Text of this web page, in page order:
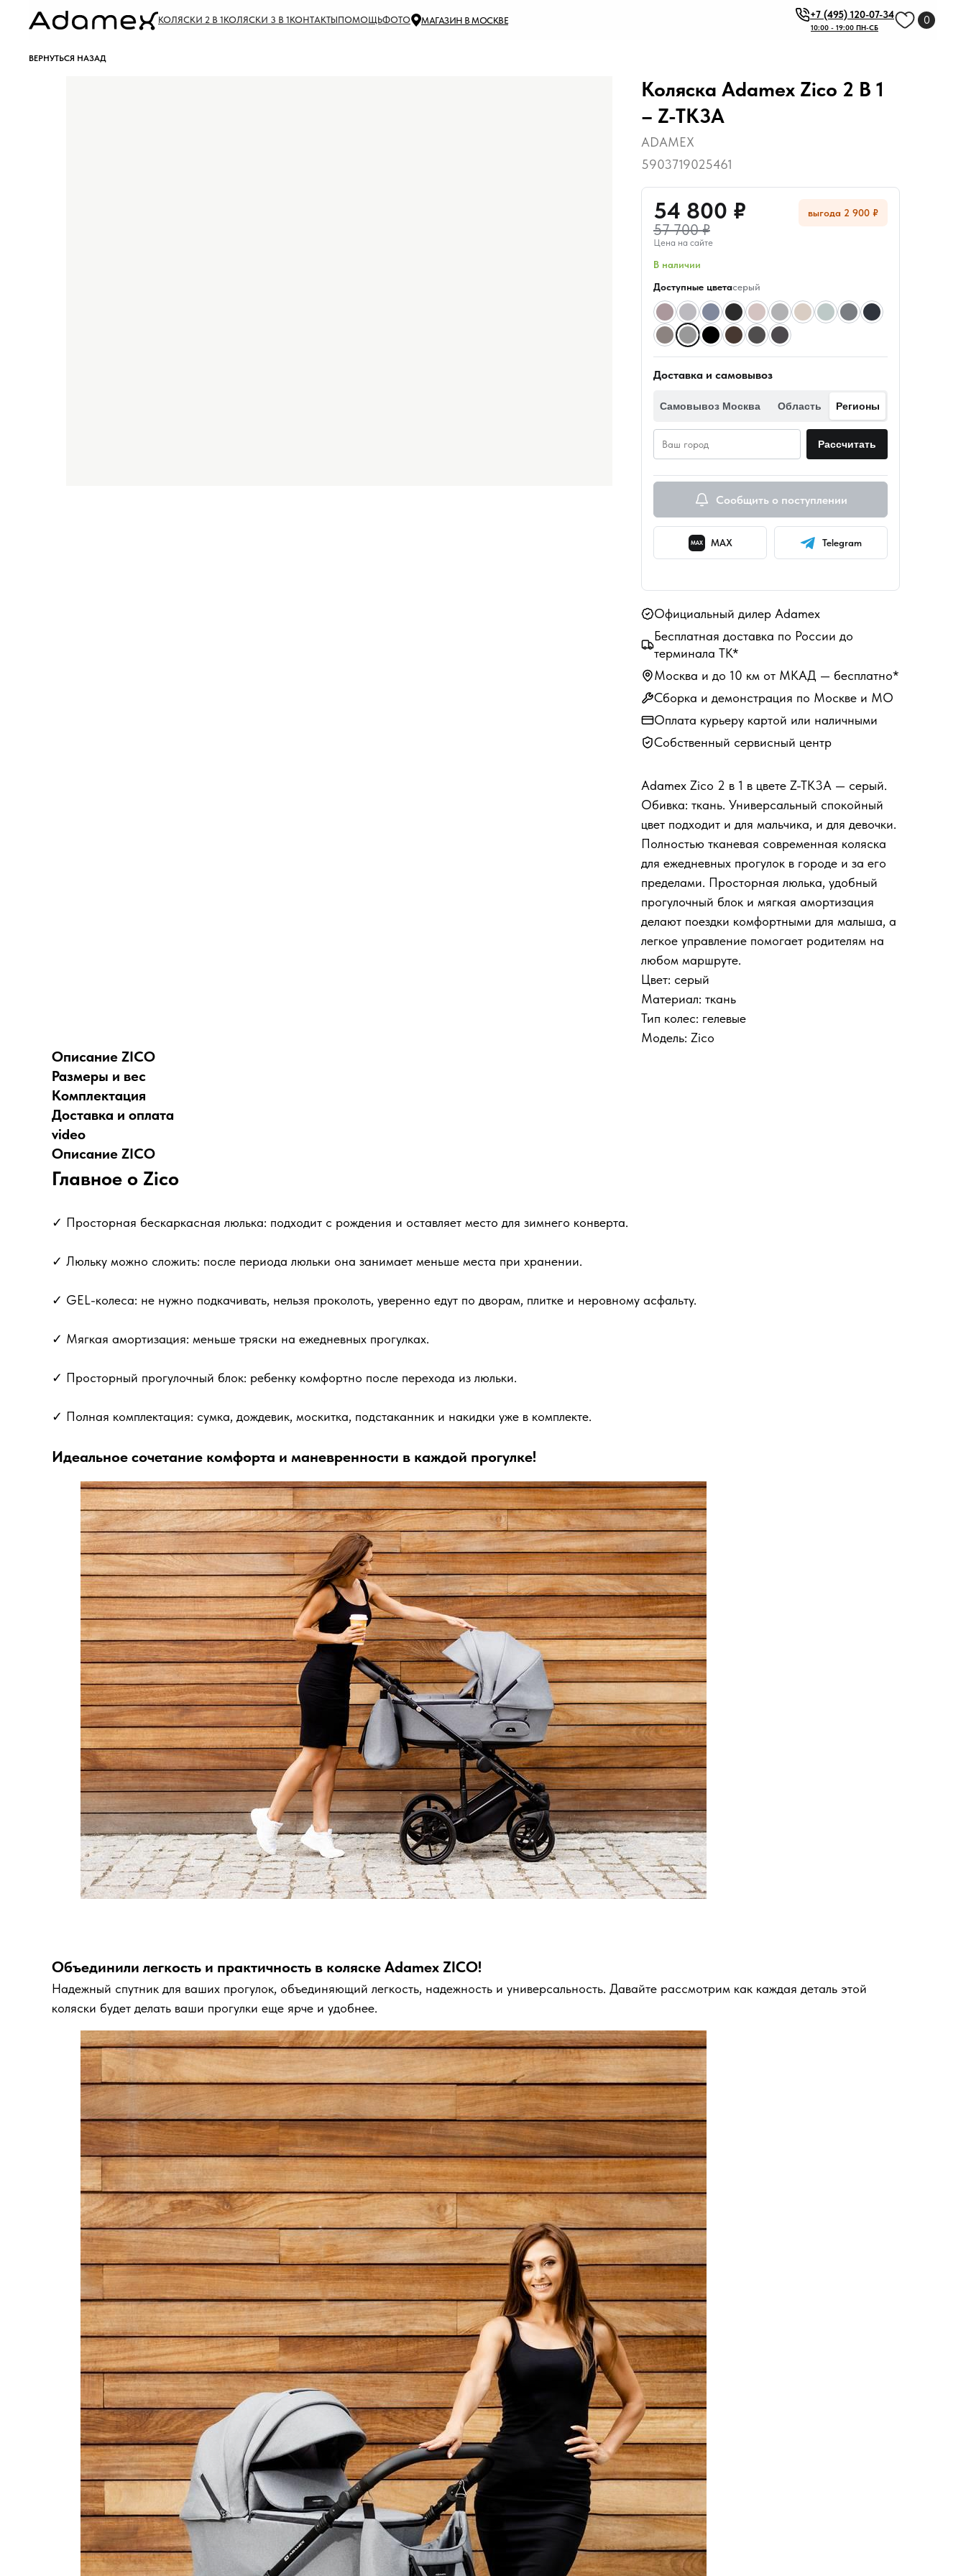
КОЛЯСКИ 2 В 1КОЛЯСКИ 3 В 1КОНТАКТЫПОМОЩЬФОТО МАГАЗИН В МОСКВЕ +7 (495) 120-07-34
10:00 - 19:00 ПН-СБ
0
ВЕРНУТЬСЯ НАЗАД
Коляска Adamex Zico 2 В 1
– Z-TK3A
ADAMEX
5903719025461
54 800 ₽
57 700 ₽
Цена на сайте
выгода 2 900 ₽
В наличии
Доступные цветасерый
Доставка и самовывоз
Самовывоз Москва Область Регионы
Рассчитать
Сообщить о поступлении
MAX MAX Telegram
Официальный дилер Adamex
Бесплатная доставка по России до
терминала ТК*
Москва и до 10 км от МКАД — бесплатно*
Сборка и демонстрация по Москве и МО
Оплата курьеру картой или наличными
Собственный сервисный центр
Adamex Zico 2 в 1 в цвете Z-TK3A — серый.
Обивка: ткань. Универсальный спокойный
цвет подходит и для мальчика, и для девочки.
Полностью тканевая современная коляска
для ежедневных прогулок в городе и за его
пределами. Просторная люлька, удобный
прогулочный блок и мягкая амортизация
делают поездки комфортными для малыша, а
легкое управление помогает родителям на
любом маршруте.
Цвет: серый
Материал: ткань
Тип колес: гелевые
Модель: Zico
Описание ZICO
Размеры и вес
Комплектация
Доставка и оплата
video
Описание ZICO
Главное о Zico
✓ Просторная бескаркасная люлька: подходит с рождения и оставляет место для зимнего конверта.
✓ Люльку можно сложить: после периода люльки она занимает меньше места при хранении.
✓ GEL-колеса: не нужно подкачивать, нельзя проколоть, уверенно едут по дворам, плитке и неровному асфальту.
✓ Мягкая амортизация: меньше тряски на ежедневных прогулках.
✓ Просторный прогулочный блок: ребенку комфортно после перехода из люльки.
✓ Полная комплектация: сумка, дождевик, москитка, подстаканник и накидки уже в комплекте.
Идеальное сочетание комфорта и маневренности в каждой прогулке!
Объединили легкость и практичность в коляске Adamex ZICO!
Надежный спутник для ваших прогулок, объединяющий легкость, надежность и универсальность. Давайте рассмотрим как каждая деталь этой
коляски будет делать ваши прогулки еще ярче и удобнее.